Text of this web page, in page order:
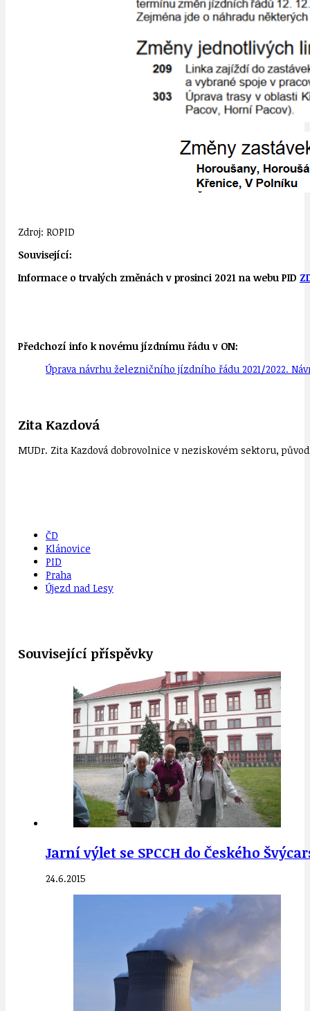
Zdroj: ROPID
Související:
Informace o trvalých změnách v prosinci 2021 na webu PID
Předchozí info k novému jízdnímu řádu v ON:
Úprava návrhu železničního jízdního řádu 2021/2022.
Zita Kazdová
MUDr. Zita Kazdová dobrovolnice v neziskovém sektoru,
ČD
Klánovice
PID
Praha
Újezd nad Lesy
Související příspěvky
Jarní výlet se SPCCH do Českého
24.6.2015